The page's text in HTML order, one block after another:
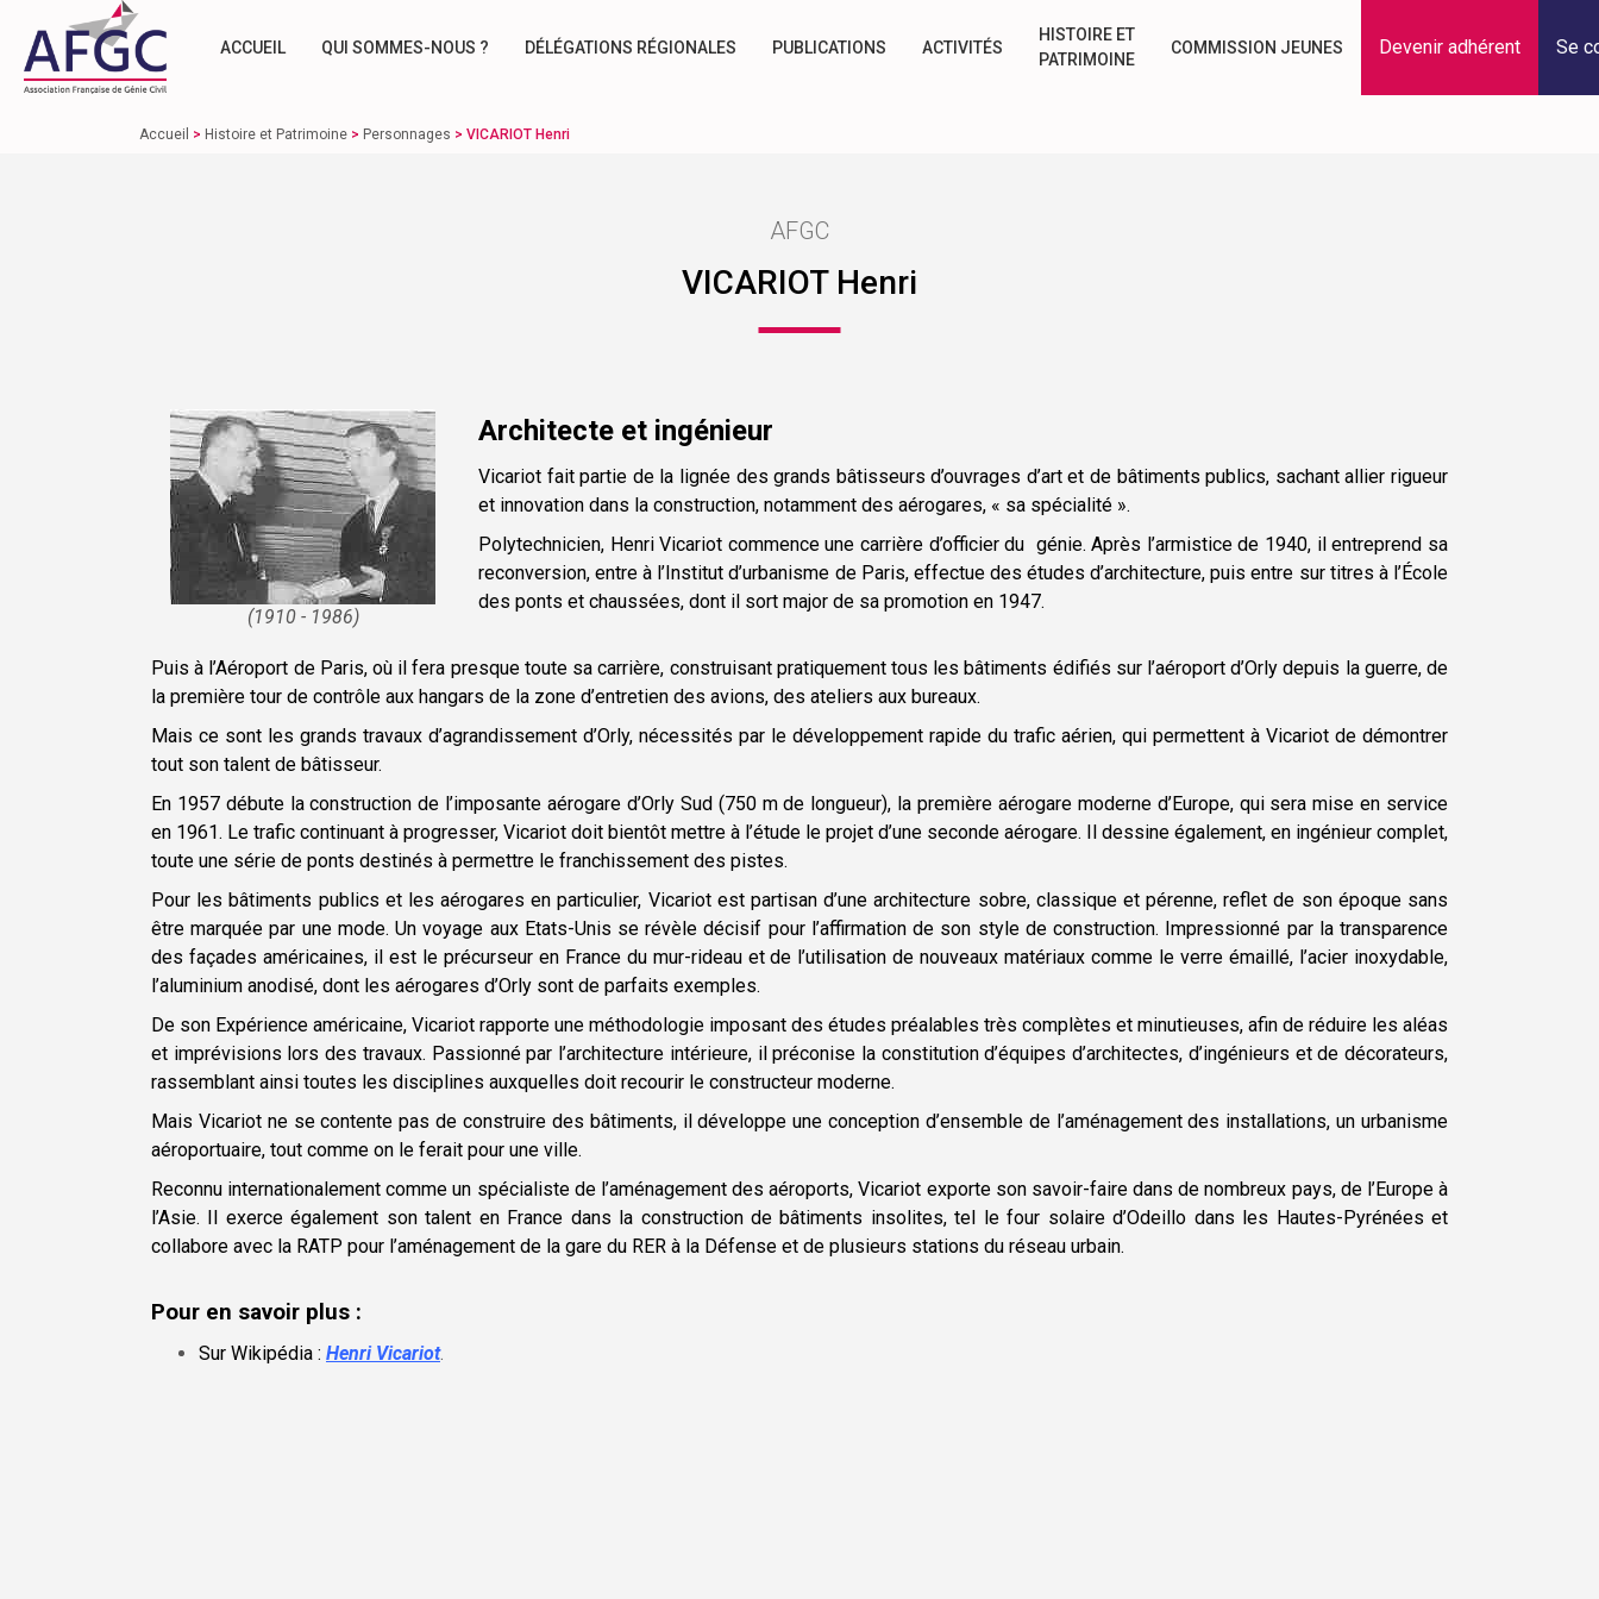
ACCUEIL QUI SOMMES-NOUS ? DÉLÉGATIONS RÉGIONALES PUBLICATIONS ACTIVITÉS
HISTOIRE ET
PATRIMOINE
COMMISSION JEUNES Devenir adhérent Se
Accueil > Histoire et Patrimoine > Personnages > VICARIOT Henri
AFGC
VICARIOT Henri
(1910 - 1986)
Architecte et ingénieur
Vicariot fait partie de la lignée des grands bâtisseurs d’ouvrages d’art et de bâtiments publics, sachant allier rigueur
et innovation dans la construction, notamment des aérogares, « sa spécialité ».
Polytechnicien, Henri Vicariot commence une carrière d’officier du génie. Après l’armistice de 1940, il entreprend sa
reconversion, entre à l’Institut d’urbanisme de Paris, effectue des études d’architecture, puis entre sur titres à l’École
des ponts et chaussées, dont il sort major de sa promotion en 1947.
Puis à l’Aéroport de Paris, où il fera presque toute sa carrière, construisant pratiquement tous les bâtiments édifiés sur l’aéroport d’Orly depuis la guerre, de
la première tour de contrôle aux hangars de la zone d’entretien des avions, des ateliers aux bureaux.
Mais ce sont les grands travaux d’agrandissement d’Orly, nécessités par le développement rapide du trafic aérien, qui permettent à Vicariot de démontrer
tout son talent de bâtisseur.
En 1957 débute la construction de l’imposante aérogare d’Orly Sud (750 m de longueur), la première aérogare moderne d’Europe, qui sera mise en service
en 1961. Le trafic continuant à progresser, Vicariot doit bientôt mettre à l’étude le projet d’une seconde aérogare. Il dessine également, en ingénieur complet,
toute une série de ponts destinés à permettre le franchissement des pistes.
Pour les bâtiments publics et les aérogares en particulier, Vicariot est partisan d’une architecture sobre, classique et pérenne, reflet de son époque sans
être marquée par une mode. Un voyage aux Etats-Unis se révèle décisif pour l’affirmation de son style de construction. Impressionné par la transparence
des façades américaines, il est le précurseur en France du mur-rideau et de l’utilisation de nouveaux matériaux comme le verre émaillé, l’acier inoxydable,
l’aluminium anodisé, dont les aérogares d’Orly sont de parfaits exemples.
De son Expérience américaine, Vicariot rapporte une méthodologie imposant des études préalables très complètes et minutieuses, afin de réduire les aléas
et imprévisions lors des travaux. Passionné par l’architecture intérieure, il préconise la constitution d’équipes d’architectes, d’ingénieurs et de décorateurs,
rassemblant ainsi toutes les disciplines auxquelles doit recourir le constructeur moderne.
Mais Vicariot ne se contente pas de construire des bâtiments, il développe une conception d’ensemble de l’aménagement des installations, un urbanisme
aéroportuaire, tout comme on le ferait pour une ville.
Reconnu internationalement comme un spécialiste de l’aménagement des aéroports, Vicariot exporte son savoir-faire dans de nombreux pays, de l’Europe à
l’Asie. Il exerce également son talent en France dans la construction de bâtiments insolites, tel le four solaire d’Odeillo dans les Hautes-Pyrénées et
collabore avec la RATP pour l’aménagement de la gare du RER à la Défense et de plusieurs stations du réseau urbain.
Pour en savoir plus :
Sur Wikipédia : Henri Vicariot.